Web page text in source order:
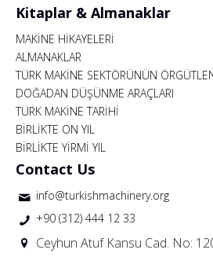
Kitaplar & Almanaklar
MAKİNE HİKAYELERİ
ALMANAKLAR
TÜRK MAKİNE SEKTÖRÜNÜN
DOĞADAN DÜŞÜNME ARAÇLARI
TÜRK MAKİNE TARİHİ
BİRLİKTE ON YIL
BİRLİKTE YİRMİ YIL
Contact Us
info@turkishmachinery.org
+90 (312) 444 12 33
Ceyhun Atuf Kansu Cad. No: